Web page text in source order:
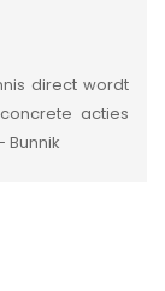
direct wordt
acties
Bunnik